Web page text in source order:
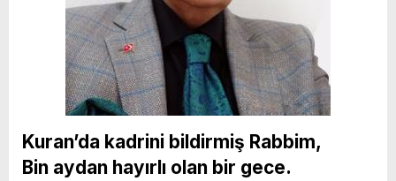
Kuran’da kadrini bildirmiş Rabbim,
Bin aydan hayırlı olan bir gece.